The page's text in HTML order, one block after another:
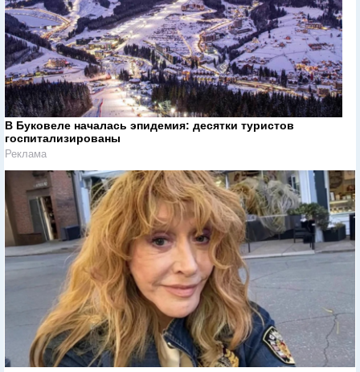
В Буковеле началась эпидемия: десятки туристов
госпитализированы
Реклама